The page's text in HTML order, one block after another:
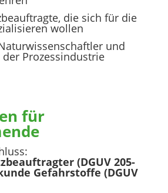
die sich für die
wollen
und
Prozessindustrie
für
(DGUV 205-
Gefahrstoffe (DGUV